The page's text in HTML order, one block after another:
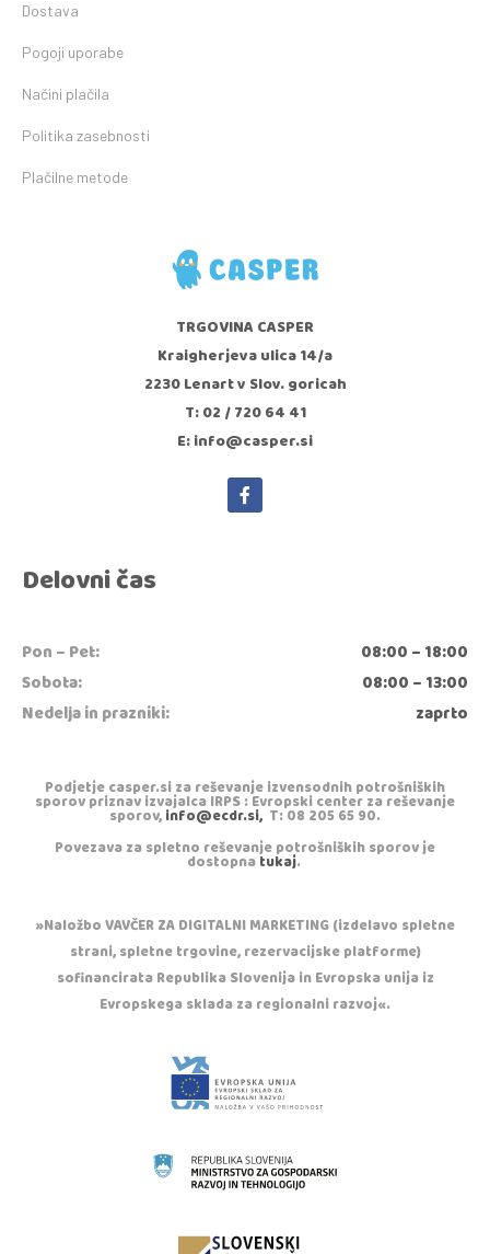
Dostava
Pogoji uporabe
Načini plačila
Politika zasebnosti
Plačilne metode
TRGOVINA CASPER
Kraigherjeva ulica 14/a
2230 Lenart v Slov. goricah
T: 02 / 720 64 41
E: info@casper.si
Delovni čas
Pon – Pet:
08:00 – 18:00
Sobota:
08:00 – 13:00
Nedelja in prazniki:
zaprto
Podjetje casper.si za reševanje izvensodnih potrošniških
sporov priznav izvajalca IRPS : Evropski center za reševanje
sporov,info@ecdr.si, T: 08 205 65 90.
Povezava za spletno reševanje potrošniških sporov je
dostopnatukaj.
»Naložbo VAVČER ZA DIGITALNI MARKETING (izdelavo spletne
strani, spletne trgovine, rezervacijske platforme)
sofinancirata Republika Slovenija in Evropska unija iz
Evropskega sklada za regionalni razvoj«.